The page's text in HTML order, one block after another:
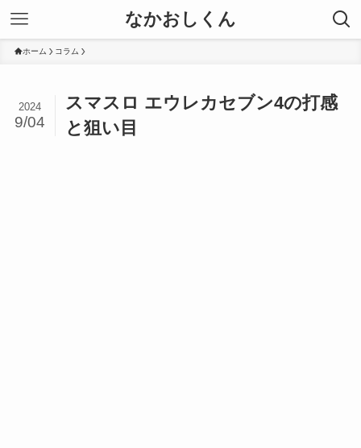
なかおしくん
ホーム コラム
スマスロ エウレカセブン4の打感
と狙い目
2024
9/04